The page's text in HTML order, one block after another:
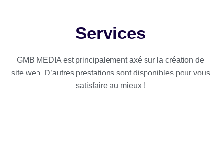
Services
GMB MEDIA est principalement axé sur la création de
site web. D’autres prestations sont disponibles pour vous
satisfaire au mieux !